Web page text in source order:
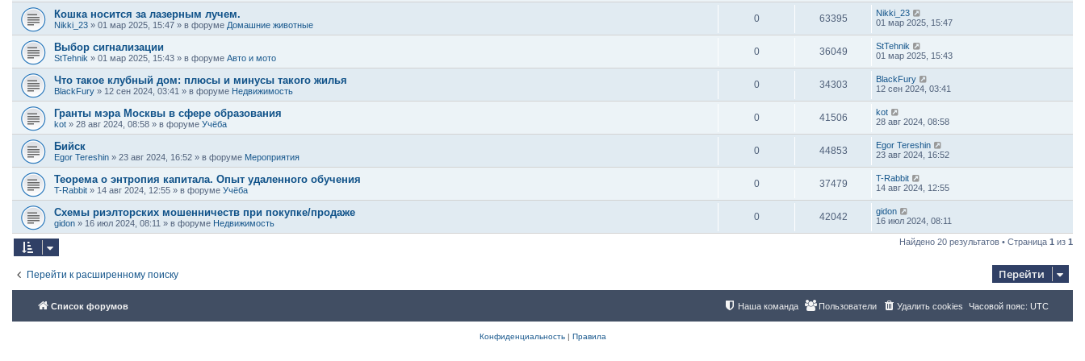
Кошка носится за лазерным лучем.
Nikki_23 » 01 мар 2025, 15:47 » в форуме Домашние животные
0 63395
Nikki_23
01 мар 2025, 15:47
Выбор сигнализации
StTehnik » 01 мар 2025, 15:43 » в форуме Авто и мото
0 36049
StTehnik
01 мар 2025, 15:43
Что такое клубный дом: плюсы и минусы такого жилья
BlackFury » 12 сен 2024, 03:41 » в форуме Недвижимость
0 34303
BlackFury
12 сен 2024, 03:41
Гранты мэра Москвы в сфере образования
kot » 28 авг 2024, 08:58 » в форуме Учёба
0 41506
kot
28 авг 2024, 08:58
Бийск
Egor Tereshin » 23 авг 2024, 16:52 » в форуме Мероприятия
0 44853
Egor Tereshin
23 авг 2024, 16:52
Теорема о энтропия капитала. Опыт удаленного обучения
T-Rabbit » 14 авг 2024, 12:55 » в форуме Учёба
0 37479
T-Rabbit
14 авг 2024, 12:55
Схемы риэлторских мошенничеств при покупке/продаже
gidon » 16 июл 2024, 08:11 » в форуме Недвижимость
0 42042
gidon
16 июл 2024, 08:11
Найдено 20 результатов • Страница 1 из 1
Перейти к расширенному поиску Перейти
Список форумов Часовой пояс: UTC
Удалить cookies
Пользователи
Наша команда
Конфиденциальность| Правила